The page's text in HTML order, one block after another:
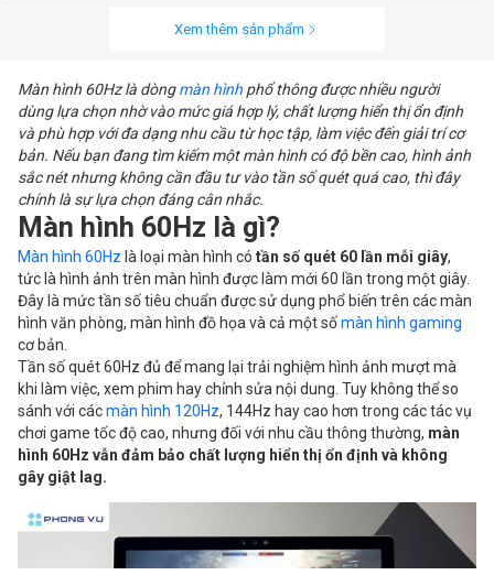
Xem thêm sản phẩm
Màn hình 60Hz là dòngmàn hình phổ thông được nhiều người
dùng lựa chọn nhờ vào mức giá hợp lý, chất lượng hiển thị ổn định
và phù hợp với đa dạng nhu cầu từ học tập, làm việc đến giải trí cơ
bản. Nếu bạn đang tìm kiếm một màn hình có độ bền cao, hình ảnh
sắc nét nhưng không cần đầu tư vào tần số quét quá cao, thì đây
chính là sự lựa chọn đáng cân nhắc.
Màn hình 60Hz là gì?
Màn hình 60Hz là loại màn hình có tần số quét 60 lần mỗi giây,
tức là hình ảnh trên màn hình được làm mới 60 lần trong một giây.
Đây là mức tần số tiêu chuẩn được sử dụng phổ biến trên các màn
hình văn phòng, màn hình đồ họa và cả một sốmàn hình gaming
cơ bản.
Tần số quét 60Hz đủ để mang lại trải nghiệm hình ảnh mượt mà
khi làm việc, xem phim hay chỉnh sửa nội dung. Tuy không thể so
sánh với cácmàn hình 120Hz, 144Hz hay cao hơn trong các tác vụ
chơi game tốc độ cao, nhưng đối với nhu cầu thông thường, màn
hình 60Hz vẫn đảm bảo chất lượng hiển thị ổn định và không
gây giật lag.